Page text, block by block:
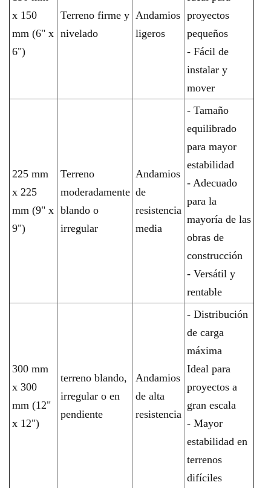
x 150
mm (6" x
6")
Terreno firme y
nivelado
Andamios
ligeros
proyectos
pequeños
- Fácil de
instalar y
mover
225 mm
x 225
mm (9" x
9")
Terreno
moderadamente
blando o
irregular
Andamios
de
resistencia
media
- Tamaño
equilibrado
para mayor
estabilidad
- Adecuado
para la
mayoría de las
obras de
construcción
- Versátil y
rentable
300 mm
x 300
mm (12"
x 12")
terreno blando,
irregular o en
pendiente
Andamios
de alta
resistencia
- Distribución
de carga
máxima
Ideal para
proyectos a
gran escala
- Mayor
estabilidad en
terrenos
difíciles